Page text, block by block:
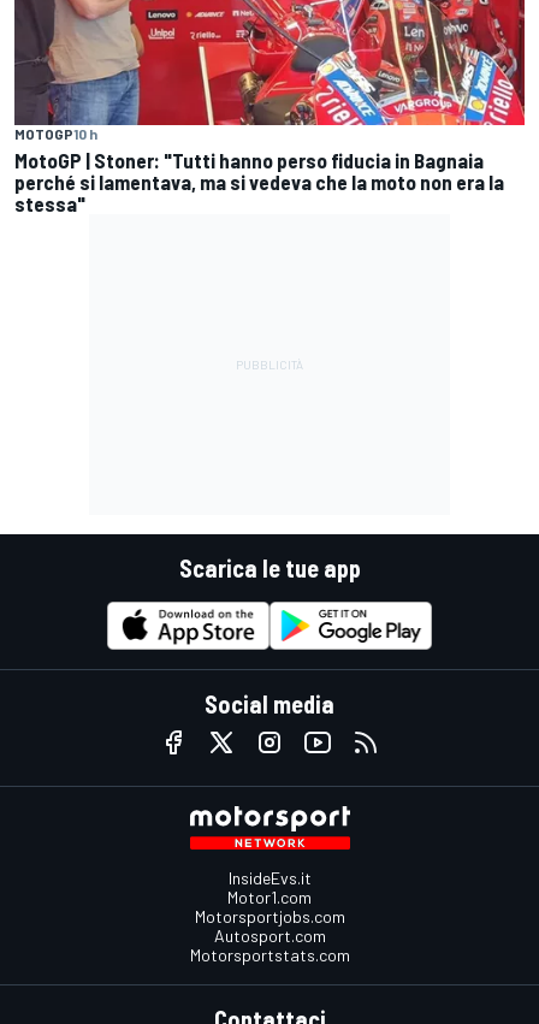
MOTOGP10 h
MotoGP | Stoner: "Tutti hanno perso fiducia in Bagnaia
perché si lamentava, ma si vedeva che la moto non era la
stessa"
Scarica le tue app
Social media
InsideEvs.it
Motor1.com
Motorsportjobs.com
Autosport.com
Motorsportstats.com